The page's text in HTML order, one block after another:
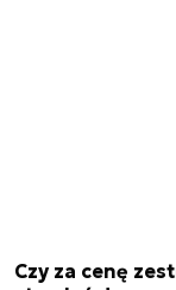
Czy za cenę